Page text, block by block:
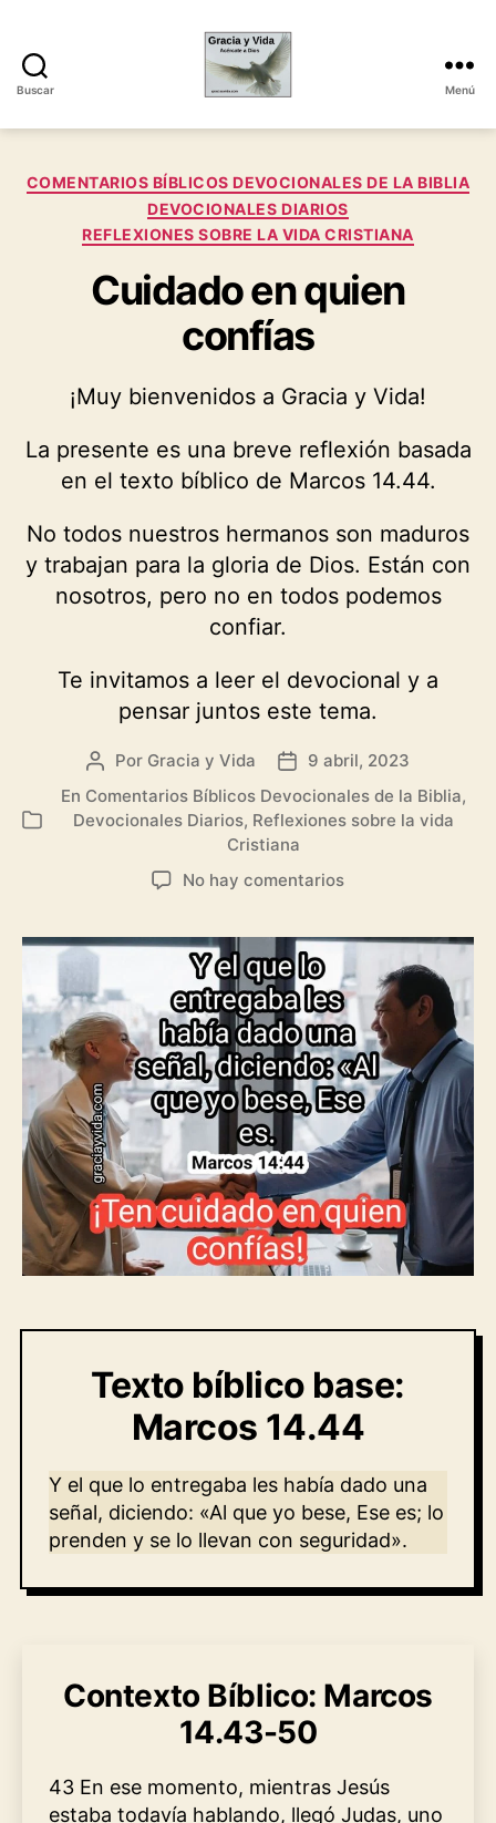
Buscar
y
Menú
Categorías
COMENTARIOS BÍBLICOS DEVOCIONALES DE LA BIBLIA
DEVOCIONALES DIARIOS
REFLEXIONES SOBRE LA VIDA CRISTIANA
Cuidado en quien
confías
¡Muy bienvenidos a Gracia y Vida!
La presente es una breve reflexión basada
en el texto bíblico de Marcos 14.44.
No todos nuestros hermanos son maduros
y trabajan para la gloria de Dios. Están con
nosotros, pero no en todos podemos
confiar.
Te invitamos a leer el devocional y a
pensar juntos este tema.
Autor
de
Por Gracia y Vida
Fecha9 abril, 2023
Categorías
En Comentarios Bíblicos Devocionales de la Biblia,
Devocionales Diarios, Reflexiones sobre la vida
Cristiana
No hay comentariosen
confías
Texto bíblico base:
Marcos 14.44
Y el que lo entregaba les había dado una
señal, diciendo: «Al que yo bese, Ese es; lo
prenden y se lo llevan con seguridad».
Contexto Bíblico: Marcos
14.43-50
43 En ese momento, mientras Jesús
estaba todavía hablando, llegó Judas, uno